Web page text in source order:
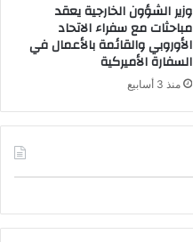
وزير الشؤون الخارجية يعقد
مباحثات مع سفراء الاتحاد
الأوروبي والقائمة بالأعمال في
السفارة الأميركية
منذ 3 أسابيع